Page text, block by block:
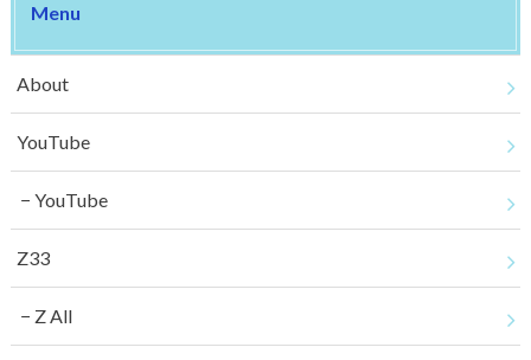
Menu
About
YouTube
YouTube
Z33
Z All